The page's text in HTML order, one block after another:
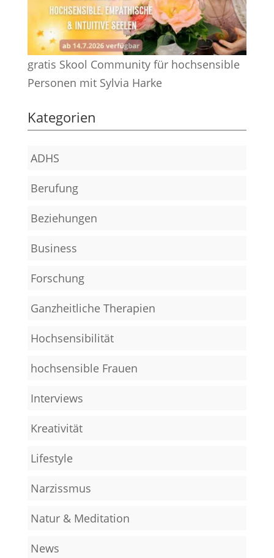
gratis Skool Community für hochsensible
Personen mit Sylvia Harke
Kategorien
ADHS
Berufung
Beziehungen
Business
Forschung
Ganzheitliche Therapien
Hochsensibilität
hochsensible Frauen
Interviews
Kreativität
Lifestyle
Narzissmus
Natur & Meditation
News